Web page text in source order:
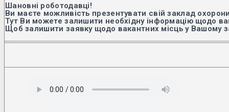
Шановні роботодавці!
Ви маєте можливість презентувати свій заклад
Тут Ви можете залишити необхідну інформацію щодо
Щоб залишити заявку щодо вакантних місць у Вашому